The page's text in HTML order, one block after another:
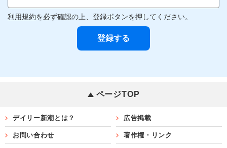
利用規約を必ず確認の上、登録ボタンを押してください。
ページTOP
デイリー新潮とは？ 広告掲載
お問い合わせ 著作権・リンク